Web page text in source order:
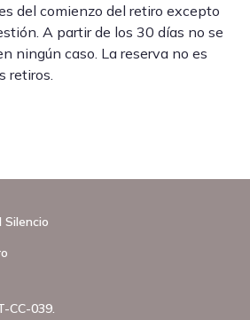
del comienzo del retiro excepto
A partir de los 30 días no se
ningún caso. La reserva no es
retiros.
CC-039.